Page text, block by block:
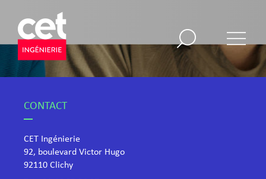
CONTACT
CET Ingénierie
92, boulevard Victor Hugo
​92110 Clichy